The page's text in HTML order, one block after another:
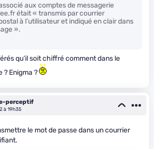
aux comptes de messagerie
était « transmis par courrier
à l’utilisateur et indiqué en clair dans
».
qu’il soit chiffré comment dans le
? Enigma ?
perceptif
à 19h35
le mot de passe dans un courrier